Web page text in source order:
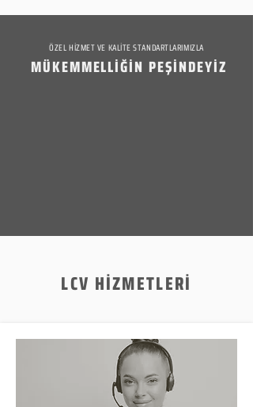
ÖZEL HİZMET VE KALİTE STANDARTLARIMIZLA
MÜKEMMELLİĞİN PEŞİNDEYİZ
LCV HİZMETLERİ